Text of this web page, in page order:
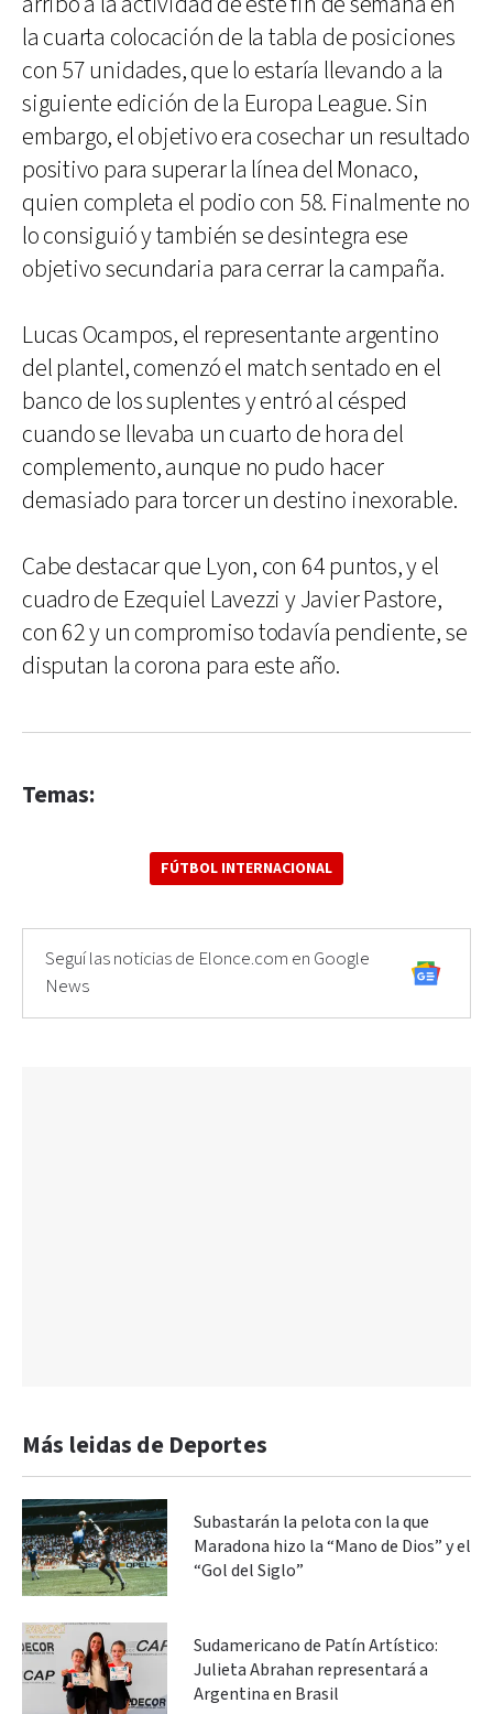
la cuarta colocación de la tabla de posiciones
con 57 unidades, que lo estaría llevando a la
siguiente edición de la Europa League. Sin
embargo, el objetivo era cosechar un resultado
positivo para superar la línea del Monaco,
quien completa el podio con 58. Finalmente no
lo consiguió y también se desintegra ese
objetivo secundaria para cerrar la campaña.
Lucas Ocampos, el representante argentino
del plantel, comenzó el match sentado en el
banco de los suplentes y entró al césped
cuando se llevaba un cuarto de hora del
complemento, aunque no pudo hacer
demasiado para torcer un destino inexorable.
Cabe destacar que Lyon, con 64 puntos, y el
cuadro de Ezequiel Lavezzi y Javier Pastore,
con 62 y un compromiso todavía pendiente, se
disputan la corona para este año.
Temas:
FÚTBOL INTERNACIONAL
Seguí las noticias de Elonce.com en Google
News
Más leidas de Deportes
Subastarán la pelota con la que
Maradona hizo la “Mano de Dios” y el
“Gol del Siglo”
Sudamericano de Patín Artístico:
Julieta Abrahan representará a
Argentina en Brasil